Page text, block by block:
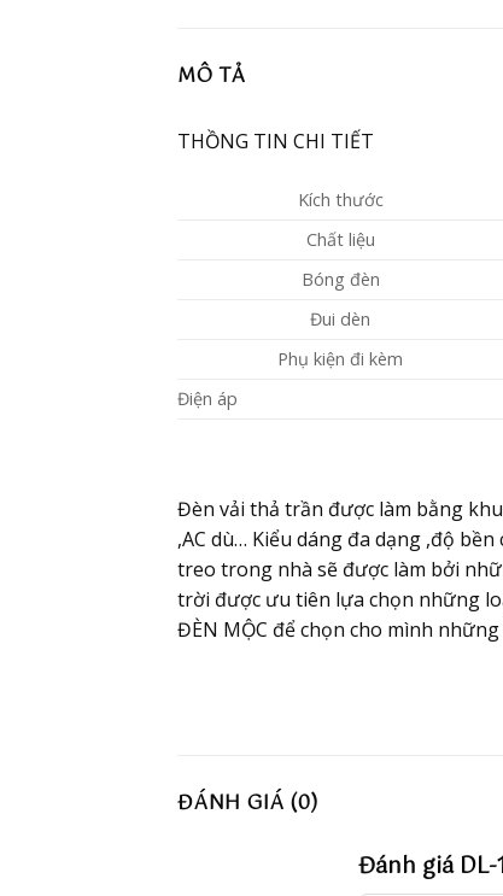
MÔ TẢ
THỒNG TIN CHI TIẾT
Kích thước
Chất liệu
Bóng đèn
Đui dèn
Phụ kiện đi kèm
Điện áp
Đèn vải thả trần được làm bằng
,AC dù… Kiểu dáng đa dạng ,độ
treo trong nhà sẽ được làm bởi
trời được ưu tiên lựa chọn những
ĐÈN MỘC để chọn cho mình
ĐÁNH GIÁ (0)
Đánh giá DL-